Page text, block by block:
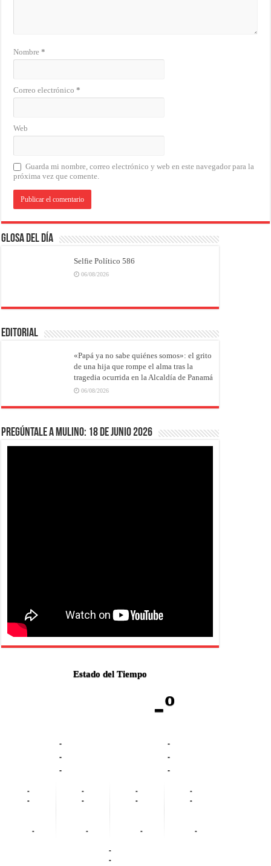
Nombre*
Correo electrónico*
Web
Guarda mi nombre, correo electrónico y web en este navegador para la
próxima vez que comente.
Glosa del Día
Selfie Político 586
06/08/2026
EDITORIAL
«Papá ya no sabe quiénes somos»: el grito
de una hija que rompe el alma tras la
tragedia ocurrida en la Alcaldía de Panamá
06/08/2026
Pregúntale a Mulino: 18 de junio 2026
Estado del Tiempo
-º
-
-
-
-
-
-
-
-
-
-
-
-
-
-
-
-
-
-
-
-